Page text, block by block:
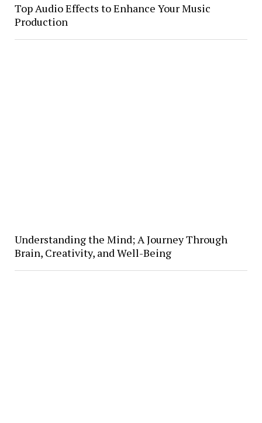
Top Audio Effects to Enhance Your Music
Production
Understanding the Mind; A Journey Through
Brain, Creativity, and Well-Being